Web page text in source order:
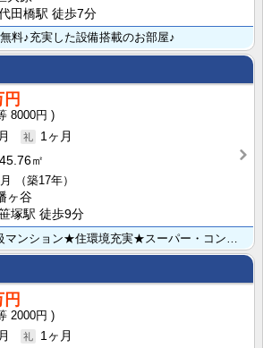
田橋駅 徒歩7分
料♪充実した設備搭載のお部屋♪
8000円
1ヶ月
45.76㎡
（築17年）
ヶ谷
塚駅 徒歩9分
2000円
1ヶ月